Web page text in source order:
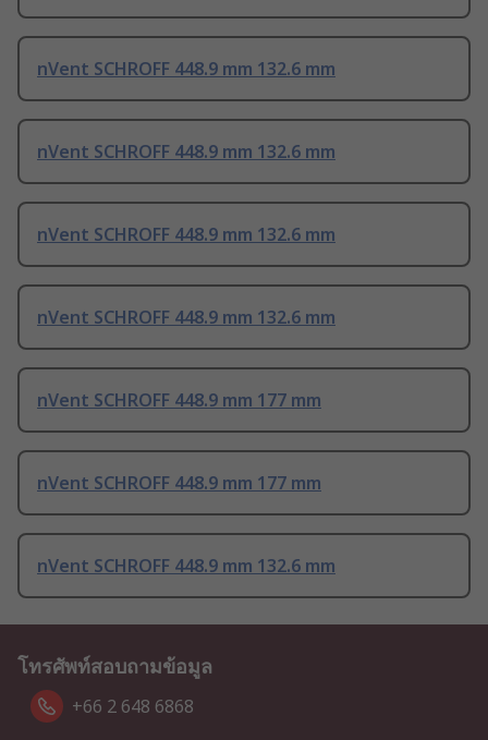
nVent SCHROFF 448.9 mm 132.6 mm
nVent SCHROFF 448.9 mm 132.6 mm
nVent SCHROFF 448.9 mm 132.6 mm
nVent SCHROFF 448.9 mm 132.6 mm
nVent SCHROFF 448.9 mm 177 mm
nVent SCHROFF 448.9 mm 177 mm
nVent SCHROFF 448.9 mm 132.6 mm
โทรศัพท์สอบถามข้อมูล
+66 2 648 6868